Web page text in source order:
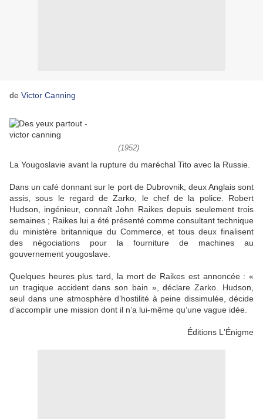
de Victor Canning
(1952)
La Yougoslavie avant la rupture du maréchal Tito avec la Russie.
Dans un café donnant sur le port de Dubrovnik, deux Anglais sont
assis, sous le regard de Zarko, le chef de la police. Robert
Hudson, ingénieur, connaît John Raikes depuis seulement trois
semaines ; Raikes lui a été présenté comme consultant technique
du ministère britannique du Commerce, et tous deux finalisent
des négociations pour la fourniture de machines au
gouvernement yougoslave.
Quelques heures plus tard, la mort de Raikes est annoncée : «
un tragique accident dans son bain », déclare Zarko. Hudson,
seul dans une atmosphère d’hostilité à peine dissimulée, décide
d’accomplir une mission dont il n’a lui-même qu’une vague idée.
Éditions L'Énigme